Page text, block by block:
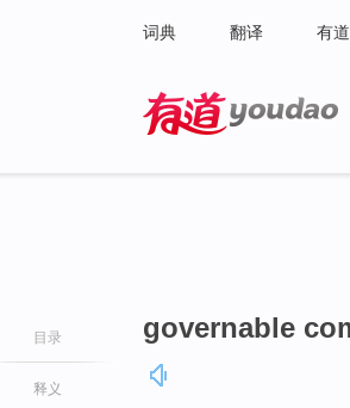
词典 翻译 有
目录
释义
governable